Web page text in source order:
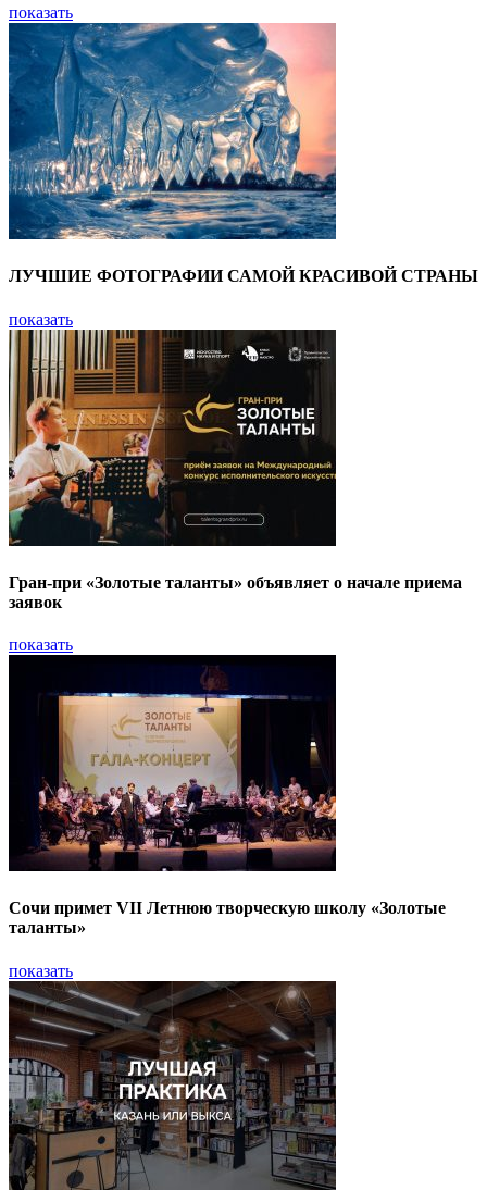
показать
ЛУЧШИЕ ФОТОГРАФИИ САМОЙ КРАСИВОЙ СТРАНЫ
показать
Гран-при «Золотые таланты» объявляет о начале приема
заявок
показать
Сочи примет VII Летнюю творческую школу «Золотые
таланты»
показать